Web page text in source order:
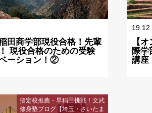
田商学部現役合格！先輩
現役合格のための受験
ーション！②
【
際学
講座
指定校推薦・早稲田挑戦！文武
修身塾ブログ【埼玉・さいたま